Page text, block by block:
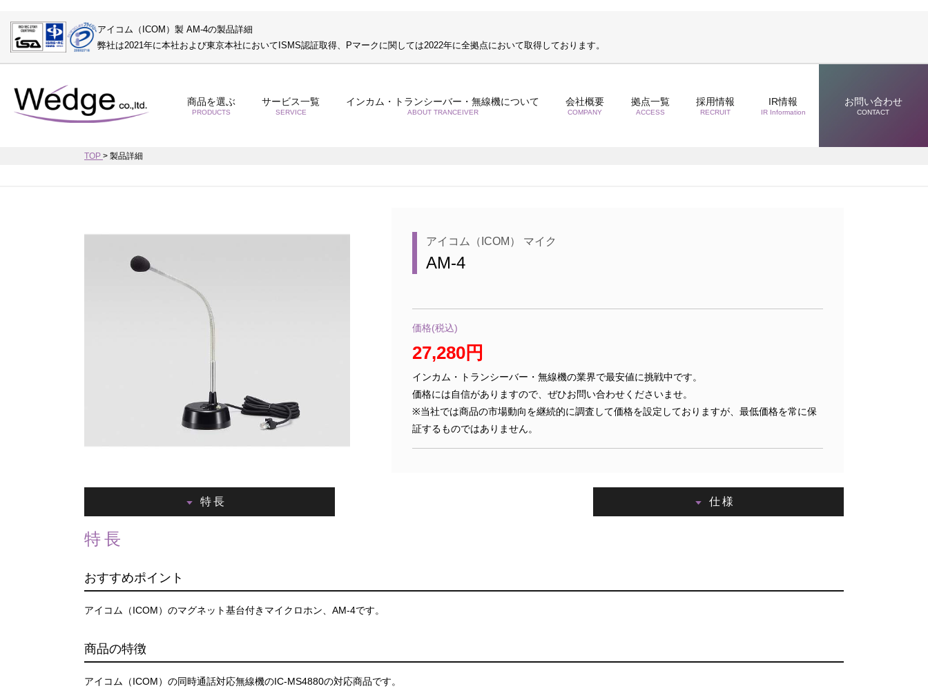
アイコム（ICOM）製 AM-4の製品詳細
弊社は2021年に本社および東京本社においてISMS認証取得、Pマークに関しては2022年に全拠点において取得しております。
商品を選ぶ
PRODUCTS
サービス一覧
SERVICE
インカム・トランシーバー・無線機について
ABOUT TRANCEIVER
会社概要
COMPANY
拠点一覧
ACCESS
採用情報
RECRUIT
IR情報
IR Information
お問い合わせ
CONTACT
TOP > 製品詳細
アイコム（ICOM） マイク
AM-4
価格(税込)
27,280円
インカム・トランシーバー・無線機の業界で最安値に挑戦中です。
価格には自信がありますので、ぜひお問い合わせくださいませ。
※当社では商品の市場動向を継続的に調査して価格を設定しておりますが、最低価格を常に保
証するものではありません。
特長 仕様
特長
おすすめポイント
アイコム（ICOM）のマグネット基台付きマイクロホン、AM-4です。
商品の特徴
アイコム（ICOM）の同時通話対応無線機のIC-MS4880の対応商品です。